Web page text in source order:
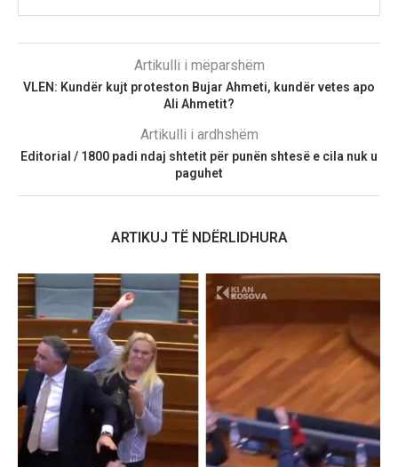
Artikulli i mëparshëm
VLEN: Kundër kujt proteston Bujar Ahmeti, kundër vetes apo
Ali Ahmetit?
Artikulli i ardhshëm
Editorial / 1800 padi ndaj shtetit për punën shtesë e cila nuk u
paguhet
ARTIKUJ TË NDËRLIDHURA